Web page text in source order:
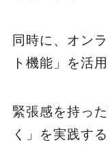
同時に、オン
ト機能」を活用
緊張感を持っ
く」を実践す